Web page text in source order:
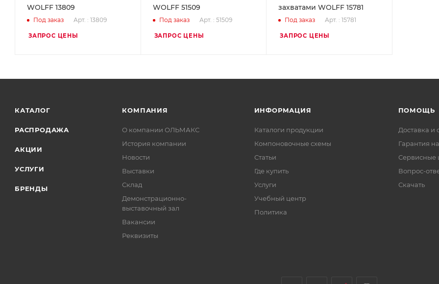
WOLFF 13809
Под заказ Арт. : 13809
ЗАПРОС ЦЕНЫ
WOLFF 51509
Под заказ Арт. : 51509
ЗАПРОС ЦЕНЫ
захватами WOLFF 15781
Под заказ Арт. : 15781
ЗАПРОС ЦЕНЫ
КАТАЛОГ
РАСПРОДАЖА
АКЦИИ
УСЛУГИ
БРЕНДЫ
КОМПАНИЯ
О компании ОЛЬМАКС
История компании
Новости
Выставки
Склад
Демонстрационно-
выставочный зал
Вакансии
Реквизиты
ИНФОРМАЦИЯ
Каталоги продукции
Компоновочные схемы
Статьи
Где купить
Услуги
Учебный центр
Политика
ПОМОЩЬ
Доставка и
Гарантия
Сервисные
Вопрос-
Скачать